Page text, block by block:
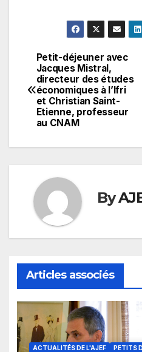
Navigation
de
l’article
Petit-déjeuner avec
Jacques Mistral,
directeur des études
économiques à l’Ifri
et Christian Saint-
Etienne, professeur
au CNAM
By
Articles associés
ACTUALITÉS DE L'AJEF PETITS